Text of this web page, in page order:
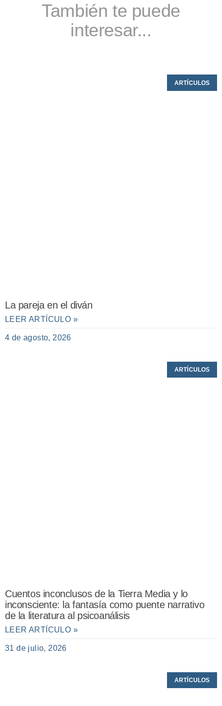
También te puede
interesar...
ARTÍCULOS
La pareja en el diván
LEER ARTÍCULO »
4 de agosto, 2026
ARTÍCULOS
Cuentos inconclusos de la Tierra Media y lo
inconsciente: la fantasía como puente narrativo
de la literatura al psicoanálisis
LEER ARTÍCULO »
31 de julio, 2026
ARTÍCULOS